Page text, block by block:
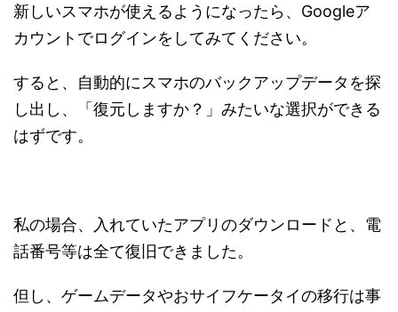
新しいスマホが使えるようになったら、Googleア
カウントでログインをしてみてください。
すると、自動的にスマホのバックアップデータを探
し出し、「復元しますか？」みたいな選択ができる
はずです。
私の場合、入れていたアプリのダウンロードと、電
話番号等は全て復旧できました。
但し、ゲームデータやおサイフケータイの移行は事